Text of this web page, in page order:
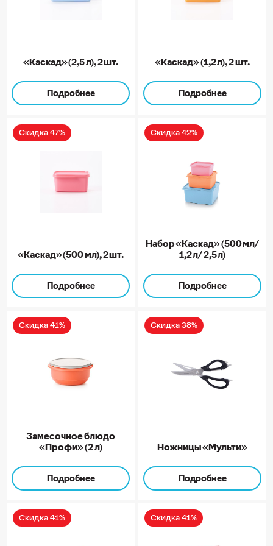
«Каскад» (2,5 л), 2 шт.
Подробнее
«Каскад» (1,2 л), 2 шт.
Подробнее
Скидка 47%
«Каскад» (500 мл), 2 шт.
Подробнее
Скидка 42%
Набор «Каскад» (500 мл/
1,2 л/ 2,5 л)
Подробнее
Скидка 41%
Замесочное блюдо
«Профи» (2 л)
Подробнее
Скидка 38%
Ножницы «Мульти»
Подробнее
Скидка 41% Скидка 41%